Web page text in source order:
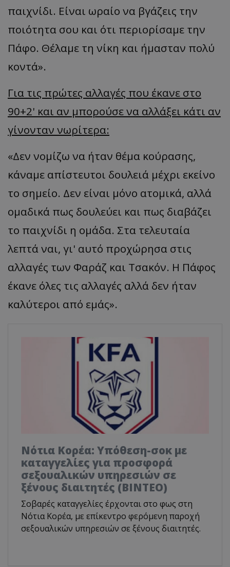
παιχνίδι. Είναι ωραίο να βγάζεις την
ποιότητα σου και ότι περιορίσαμε την
Πάφο. Θέλαμε τη νίκη και ήμασταν πολύ
κοντά».
Για τις πρώτες αλλαγές που έκανε στο
90+2' και αν μπορούσε να αλλάξει κάτι αν
γίνονταν νωρίτερα:
«Δεν νομίζω να ήταν θέμα κούρασης,
κάναμε απίστευτοι δουλειά μέχρι εκείνο
το σημείο. Δεν είναι μόνο ατομικά, αλλά
ομαδικά πως δουλεύει και πως διαβάζει
το παιχνίδι η ομάδα. Στα τελευταία
λεπτά ναι, γι' αυτό προχώρησα στις
αλλαγές των Φαράζ και Τσακόν. Η Πάφος
έκανε όλες τις αλλαγές αλλά δεν ήταν
καλύτεροι από εμάς».
Νότια Κορέα: Υπόθεση-σοκ με
καταγγελίες για προσφορά
σεξουαλικών υπηρεσιών σε
ξένους διαιτητές (BINTEO)
Σοβαρές καταγγελίες έρχονται στο φως στη
Νότια Κορέα, με επίκεντρο φερόμενη παροχή
σεξουαλικών υπηρεσιών σε ξένους διαιτητές.